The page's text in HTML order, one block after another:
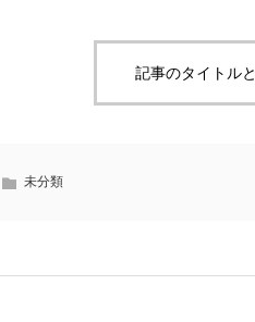
記事のタイトル
未分類